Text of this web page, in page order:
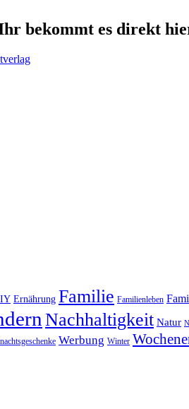
bekommt es direkt
Ernährung Familie Familienleben
Nachhaltigkeit Natur
Werbung Winter